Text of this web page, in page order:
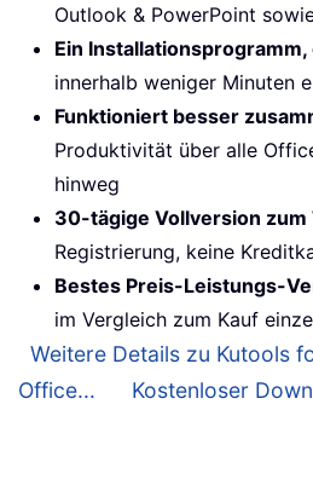
Outlook & PowerPoint
Ein Installationsprogramm,
innerhalb weniger Minuten
Funktioniert besser
Produktivität über alle
hinweg
30-tägige Vollversion zum
Registrierung, keine
Bestes Preis-Leistungs-
im Vergleich zum Kauf
Weitere Details zu Kutools
Office...
Kostenloser